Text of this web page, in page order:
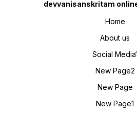
devvanisanskritam
Home
About us
Social Media1
New Page2
New Page
New Page1